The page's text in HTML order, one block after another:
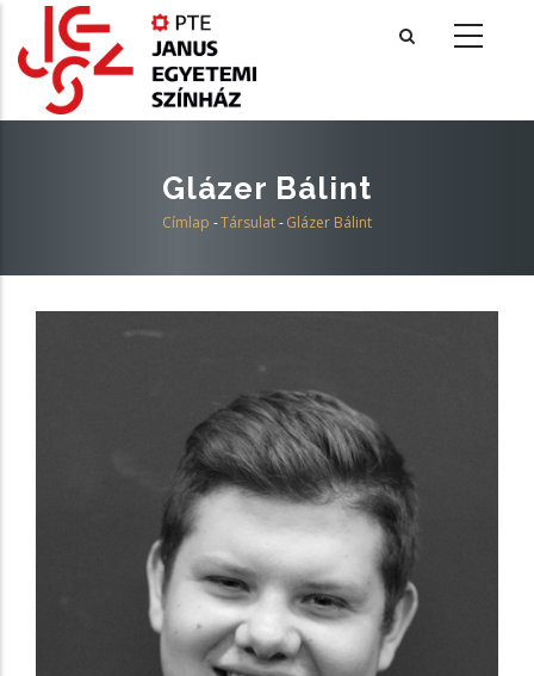
tartalomra
Glázer Bálint
Címlap -Társulat-Glázer Bálint